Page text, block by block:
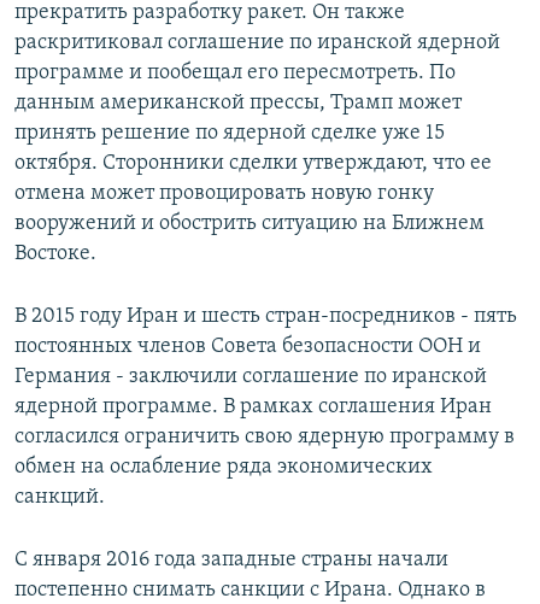
прекратить разработку ракет. Он также
раскритиковал соглашение по иранской ядерной
программе и пообещал его пересмотреть. По
данным американской прессы, Трамп может
принять решение по ядерной сделке уже 15
октября. Сторонники сделки утверждают, что ее
отмена может провоцировать новую гонку
вооружений и обострить ситуацию на Ближнем
Востоке.
В 2015 году Иран и шесть стран-посредников - пять
постоянных членов Совета безопасности ООН и
Германия - заключили соглашение по иранской
ядерной программе. В рамках соглашения Иран
согласился ограничить свою ядерную программу в
обмен на ослабление ряда экономических
санкций.
С января 2016 года западные страны начали
постепенно снимать санкции с Ирана. Однако в